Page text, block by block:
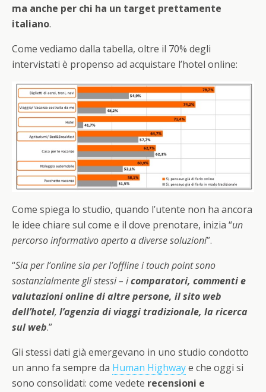
ma anche per chi ha un target prettamente
italiano.
Come vediamo dalla tabella, oltre il 70% degli
intervistati è propenso ad acquistare l’hotel online:
Come spiega lo studio, quando l’utente non ha ancora
le idee chiare sul come e il dove prenotare, inizia “un
percorso informativo aperto a diverse soluzioni”.
“Sia per l’online sia per l’offline i touch point sono
sostanzialmente gli stessi – icomparatori, commenti e
valutazioni online di altre persone, il sito web
dell’hotel, l’agenzia di viaggi tradizionale, la ricerca
sul web.”
Gli stessi dati già emergevano in uno studio condotto
un anno fa sempre da Human Highwaye che oggi si
sono consolidati: come vedete recensioni e